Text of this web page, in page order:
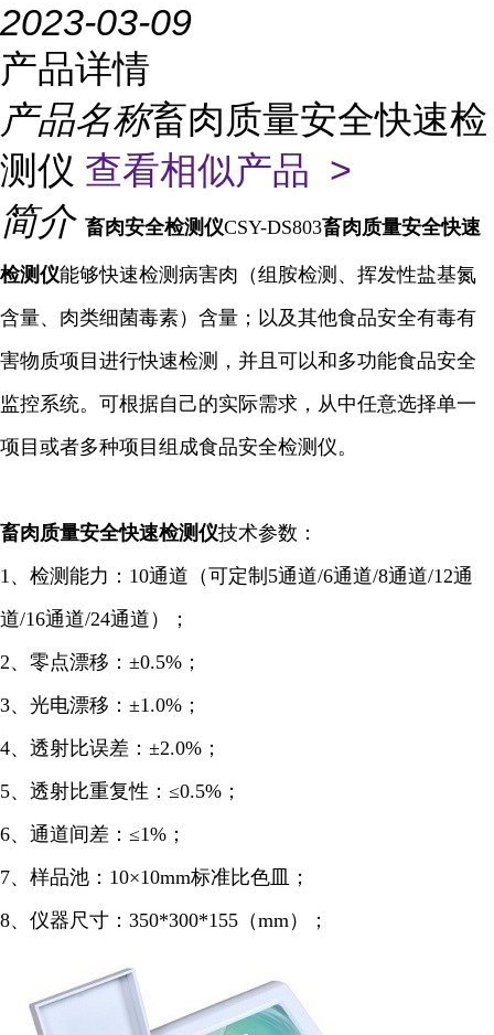
2023-03-09
产品详情
产品名称畜肉质量安全快速检
测仪 查看相似产品 >
简介 畜肉安全检测仪CSY-DS803畜肉质量安全快速
检测仪能够快速检测病害肉（组胺检测、挥发性盐基氮
含量、肉类细菌毒素）含量；以及其他食品安全有毒有
害物质项目进行快速检测，并且可以和多功能食品安全
监控系统。可根据自己的实际需求，从中任意选择单一
项目或者多种项目组成食品安全检测仪。
畜肉质量安全快速检测仪技术参数：
1、检测能力：10通道（可定制5通道/6通道/8通道/12通
道/16通道/24通道）；
2、零点漂移：±0.5%；
3、光电漂移：±1.0%；
4、透射比误差：±2.0%；
5、透射比重复性：≤0.5%；
6、通道间差：≤1%；
7、样品池：10×10mm标准比色皿；
8、仪器尺寸：350*300*155（mm）；